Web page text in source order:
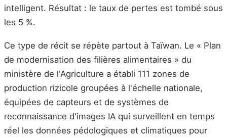
intelligent. Résultat : le taux de pertes est tombé sous
les 5 %.
Ce type de récit se répète partout à Taïwan. Le « Plan
de modernisation des filières alimentaires » du
ministère de l'Agriculture a établi 111 zones de
production rizicole groupées à l'échelle nationale,
équipées de capteurs et de systèmes de
reconnaissance d'images IA qui surveillent en temps
réel les données pédologiques et climatiques pour